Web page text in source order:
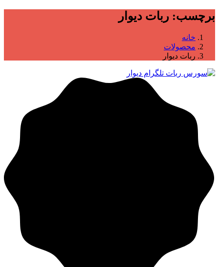
برچسب: ربات دیوار
خانه
محصولات
ربات دیوار